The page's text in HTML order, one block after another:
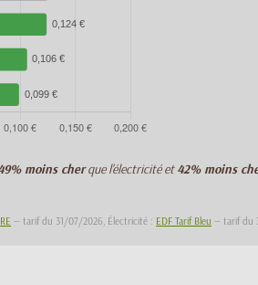
moins cherque l'électricité et42% moins
— tarif du 31/07/2026, Électricité : EDF Tarif Bleu — tarif du